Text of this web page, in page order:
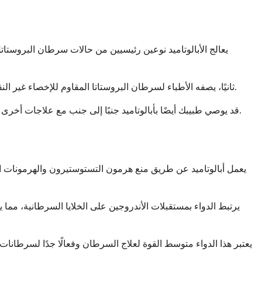
يعالج الأبالوتاميد نوعين رئيسيين من حالات سرطان
ثانيًا، يصفه الأطباء لسرطان البروستاتا المقاوم للإخصاء غير النقيلي عندما يكون هناك خطر كبير من انتشار السرطان. في هذه الحالة، يعمل كإجراء وقائي لتأخير تقدم السرطان إلى أجزاء أخرى من جسمك.
قد يوصي طبيبك أيضًا بأبالوتاميد جنبًا إلى جنب مع علاجات أخرى مثل العلاج الهرموني أو الإشعاع. الهدف دائمًا هو إبطاء نمو السرطان، وتقليل الأعراض، ومساعدتك على الحفاظ على أفضل نوعية حياة ممكنة.
يعمل أبالوتاميد عن طريق منع هرمون التستوستيرون
يرتبط الدواء بمستقبلات الأندروجين على الخلايا السرطانية،
يعتبر هذا الدواء متوسط ​​القوة لعلاج السرطان وفعالًا جدًا